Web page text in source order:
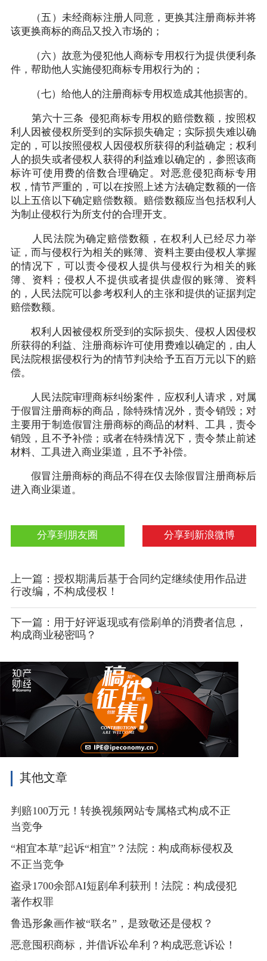
（五）未经商标注册人同意，更换其注册商标并将
该更换商标的商品又投入市场的；
（六）故意为侵犯他人商标专用权行为提供便利条
件，帮助他人实施侵犯商标专用权行为的；
（七）给他人的注册商标专用权造成其他损害的。
第六十三条 侵犯商标专用权的赔偿数额，按照权
利人因被侵权所受到的实际损失确定；实际损失难以确
定的，可以按照侵权人因侵权所获得的利益确定；权利
人的损失或者侵权人获得的利益难以确定的，参照该商
标许可使用费的倍数合理确定。对恶意侵犯商标专用
权，情节严重的，可以在按照上述方法确定数额的一倍
以上五倍以下确定赔偿数额。赔偿数额应当包括权利人
为制止侵权行为所支付的合理开支。
人民法院为确定赔偿数额，在权利人已经尽力举
证，而与侵权行为相关的账簿、资料主要由侵权人掌握
的情况下，可以责令侵权人提供与侵权行为相关的账
簿、资料；侵权人不提供或者提供虚假的账簿、资料
的，人民法院可以参考权利人的主张和提供的证据判定
赔偿数额。
权利人因被侵权所受到的实际损失、侵权人因侵权
所获得的利益、注册商标许可使用费难以确定的，由人
民法院根据侵权行为的情节判决给予五百万元以下的赔
偿。
人民法院审理商标纠纷案件，应权利人请求，对属
于假冒注册商标的商品，除特殊情况外，责令销毁；对
主要用于制造假冒注册商标的商品的材料、工具，责令
销毁，且不予补偿；或者在特殊情况下，责令禁止前述
材料、工具进入商业渠道，且不予补偿。
假冒注册商标的商品不得在仅去除假冒注册商标后
进入商业渠道。
分享到新浪微博
分享到朋友圈
上一篇：授权期满后基于合同约定继续使用作品进
行改编，不构成侵权！
下一篇：用于好评返现或有偿刷单的消费者信息，
构成商业秘密吗？
其他文章
判赔100万元！转换视频网站专属格式构成不正
当竞争
“相宜本草”起诉“相宜”？法院：构成商标侵权及
不正当竞争
盗录1700余部AI短剧牟利获刑！法院：构成侵犯
著作权罪
鲁迅形象画作被“联名”，是致敬还是侵权？
恶意囤积商标，并借诉讼牟利？构成恶意诉讼！